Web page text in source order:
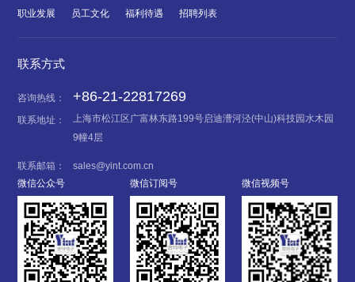
职业发展 员工文化 福利待遇 招聘列表
联系方式
咨询热线： +86-21-22817269
联系地址：
上海市松江区广富林东路199号启迪漕河泾(中山)科技园水木园
9幢4层
联系邮箱：
sales@yint.com.cn
微信公众号
微信订阅号 微信视频号